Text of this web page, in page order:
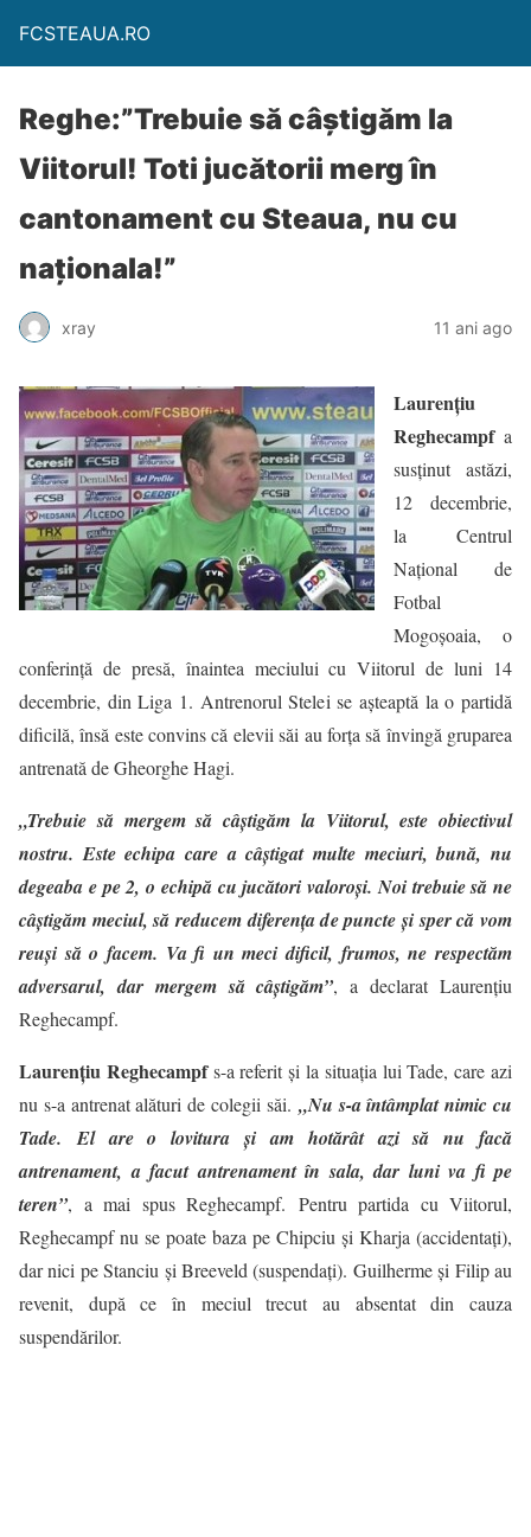
FCSTEAUA.RO
Reghe:”Trebuie să câştigăm la
Viitorul! Toti jucătorii merg în
cantonament cu Steaua, nu cu
naționala!”
xray 11 ani ago
Laurenţiu
Reghecampfa
susţinut astăzi,
12 decembrie,
la Centrul
Național de
Fotbal
Mogoșoaia, o
conferinţă de presă, înaintea meciului cu Viitorul de luni 14
decembrie, din Liga 1. Antrenorul Stelei se aşteaptă la o partidă
dificilă, însă este convins că elevii săi au forţa să învingă gruparea
antrenată de Gheorghe Hagi.
„Trebuie să mergem să câştigăm la Viitorul, este obiectivul
nostru. Este echipa care a câştigat multe meciuri, bună, nu
degeaba e pe 2, o echipă cu jucători valoroşi. Noi trebuie să ne
câştigăm meciul, să reducem diferenţa de puncte şi sper că vom
reuşi să o facem. Va fi un meci dificil, frumos, ne respectăm
adversarul, dar mergem să câştigăm”, a declarat Laurenţiu
Reghecampf.
Laurenţiu Reghecampfs-a referit şi la situaţia lui Tade, care azi
nu s-a antrenat alături de colegii săi. „Nu s-a întâmplat nimic cu
Tade.El are o lovitura și am hotărât azi să nu facă
antrenament, a facut antrenament în sala, dar luni va fi pe
teren”, a mai spus Reghecampf. Pentru partida cu Viitorul,
Reghecampf nu se poate baza pe Chipciu şi Kharja (accidentaţi),
dar nici pe Stanciu şi Breeveld (suspendaţi). Guilherme şi Filip au
revenit, după ce în meciul trecut au absentat din cauza
suspendărilor.